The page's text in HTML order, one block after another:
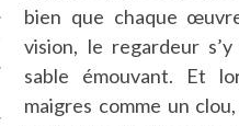
bien que chaque
vision, le regardeur
sable émouvant. Et
maigres comme un